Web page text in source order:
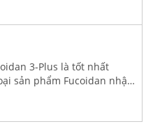
3-Plus là tốt nhất
sản phẩm Fucoidan nhập